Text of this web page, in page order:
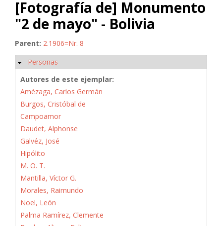
[Fotografía de] Monumento
"2 de mayo" - Bolivia
Parent: 2.1906=Nr. 8
Ocultar
Personas
Autores de este ejemplar:
Amézaga, Carlos Germán
Burgos, Cristóbal de
Campoamor
Daudet, Alphonse
Galvéz, José
Hipólito
M. O. T.
Mantilla, Víctor G.
Morales, Raimundo
Noel, León
Palma Ramírez, Clemente